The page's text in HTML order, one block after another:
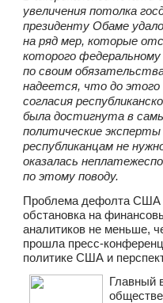
увеличения потолка
президенту Обаме
на ряд мер, которые
которого
по своим
надеется, что до
согласия
была достигнута в
политические
республиканцам не
оказалась
по этому поводу.
Проблема дефолта США
обстановка на
аналитиков не меньше,
прошла пресс-
политике США и
Главный